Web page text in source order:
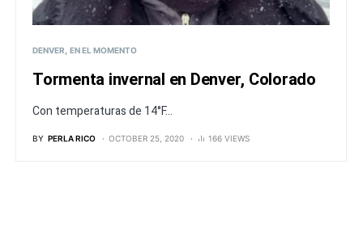
DENVER EN EL MOMENTO
Tormenta invernal en Denver, Colorado
Con temperaturas de 14°F...
BY PERLA RICO OCTOBER 25, 2020 166 VIEWS